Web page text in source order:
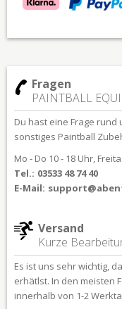
Fragen
PAINTBALL
Du hast eine Frage
sonstiges Paintball
Mo - Do 10 - 18 Uhr,
Tel.: 03533 48 74 40
E-Mail:
Versand
Kurze
Es ist uns sehr wichtig,
erhätlst. In den meisten
innerhalb von 1-2